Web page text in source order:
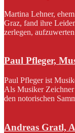
Martina Lehner,
Graz, fand ihre
zerlegen,
Paul Pfleger,
Paul Pfleger ist
Als Musiker
den notorischen
Andreas Gratl,